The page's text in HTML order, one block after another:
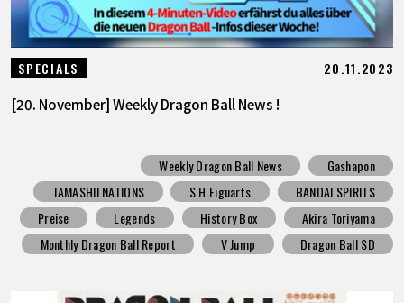
SPECIALS 20.11.2023
[20. November] Weekly Dragon Ball News !
Weekly Dragon Ball News
Gashapon
TAMASHII NATIONS
S.H.Figuarts
BANDAI SPIRITS
Preise
Legends History Box
Akira Toriyama
Monthly Dragon Ball Report
V Jump Dragon Ball SD